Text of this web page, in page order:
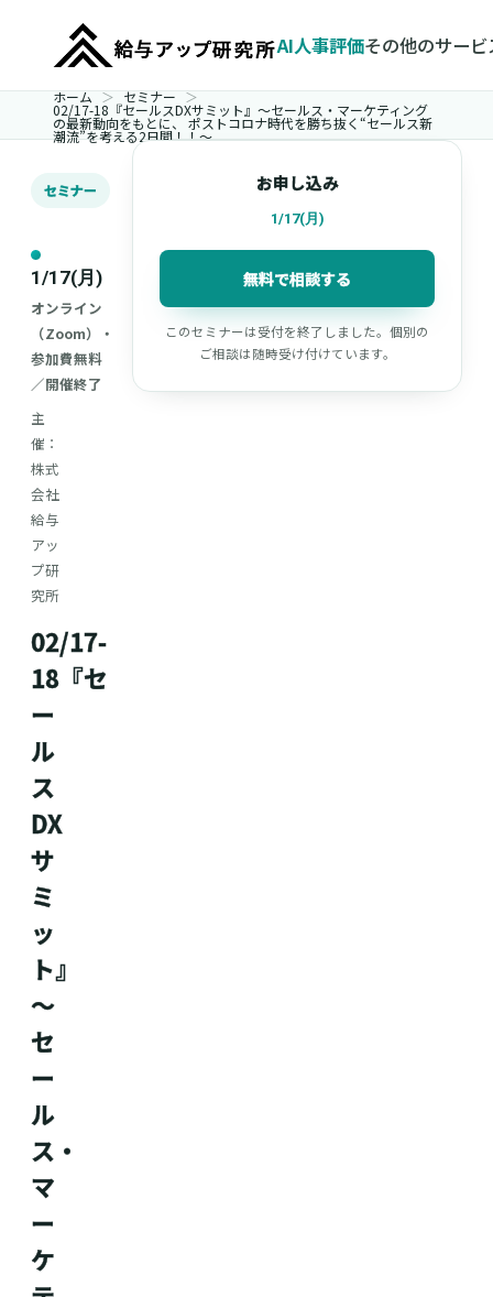
AI人事評価その他のサービ
ホーム セミナー
02/17-18『セールスDXサミット』～セールス・マーケティング
の最新動向をもとに、 ポストコロナ時代を勝ち抜く“セールス新
潮流”を考える2日間！！～
セミナー
1/17(月)
オンライン
（Zoom）・
参加費無料
／開催終了
主
催：
株式
会社
給与
アッ
プ研
究所
02/17-
18『セ
ー
ル
ス
DX
サ
ミ
ッ
ト』
～
セ
ー
ル
ス・
マ
ー
ケ
お申し込み
1/17(月)
無料で相談する
このセミナーは受付を終了しました。個別の
ご相談は随時受け付けています。